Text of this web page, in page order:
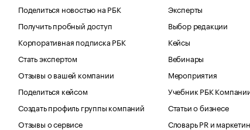
Поделиться новостью на РБК
Получить пробный доступ
Корпоративная подписка РБК
Стать экспертом
Отзывы о вашей компании
Поделиться кейсом
Создать профиль группы компаний
Отзывы о сервисе
Эксперты
Выбор редакции
Кейсы
Вебинары
Мероприятия
Учебник РБК
Статьи о бизнесе
Словарь PR и